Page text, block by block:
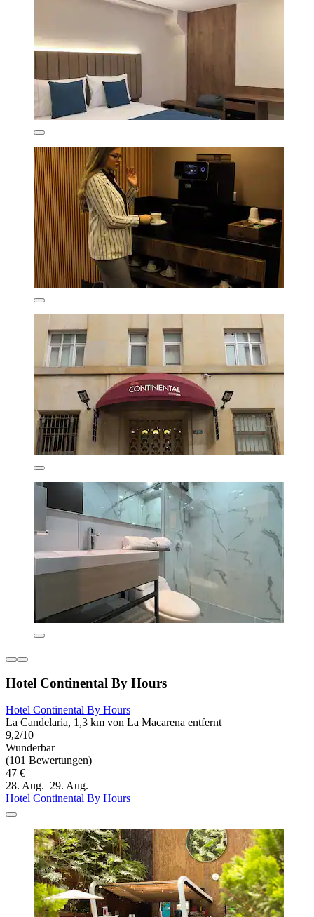
Hotel Continental By Hours
Hotel Continental By Hours
La Candelaria, 1,3 km von La Macarena entfernt
9,2/10
Wunderbar
(101 Bewertungen)
47 €
28. Aug.–29. Aug.
Hotel Continental By Hours